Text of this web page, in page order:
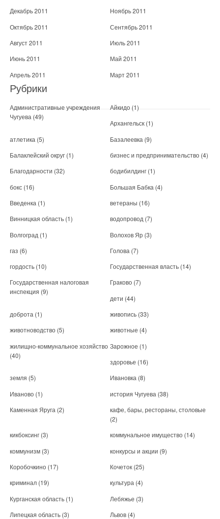
Декабрь 2011
Ноябрь 2011
Октябрь 2011
Сентябрь 2011
Август 2011
Июль 2011
Июнь 2011
Май 2011
Апрель 2011
Март 2011
Рубрики
Административные учреждения
Чугуева (49)
Айкидо (1)
Архангельск (1)
атлетика (5) Базалеевка (9)
Балаклейский округ (1) бизнес и предпринимательство (4)
Благодарности (32) бодибилдинг (1)
бокс (16) Большая Бабка (4)
Введенка (1) ветераны (16)
Винницкая область (1) водопровод (7)
Волгоград (1) Волохов Яр (3)
газ (6) Голова (7)
гордость (10) Государственная власть (14)
Государственная налоговая
инспекция (9)
Граково (7)
дети (44)
доброта (1) живопись (33)
животноводство (5) животные (4)
жилищно-коммунальное хозяйство
(40)
Зарожное (1)
здоровье (16)
земля (5) Ивановка (8)
Иваново (1) история Чугуева (38)
Каменная Яруга (2)
кафе, бары, рестораны, столовые
(2)
кикбоксинг (3) коммунальное имущество (14)
коммунизм (3) конкурсы и акции (9)
Коробочкино (17) Кочеток (25)
криминал (19) культура (4)
Курганская область (1) Лебяжье (3)
Липецкая область (3) Львов (4)